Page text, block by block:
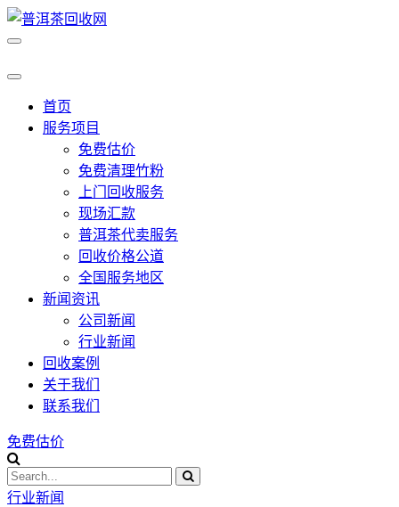
首页
服务项目
免费估价
免费清理竹粉
上门回收服务
现场汇款
普洱茶代卖服务
回收价格公道
全国服务地区
新闻资讯
公司新闻
行业新闻
回收案例
关于我们
联系我们
免费估价
行业新闻